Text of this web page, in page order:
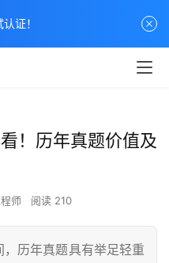
！历年真题价值及
师 阅读 210
历年真题具有举足轻重
证！